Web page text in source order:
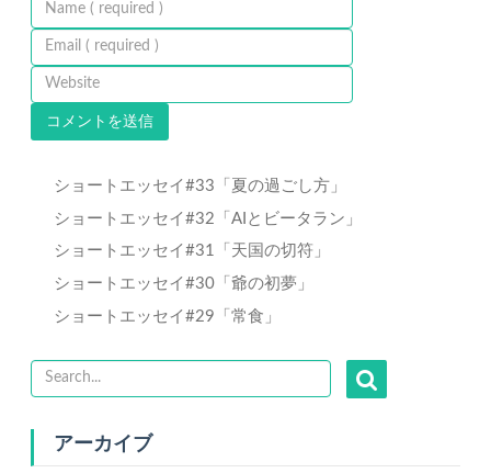
ショートエッセイ#33「夏の過ごし方」
ショートエッセイ#32「AIとビータラン」
ショートエッセイ#31「天国の切符」
ショートエッセイ#30「爺の初夢」
ショートエッセイ#29「常食」
アーカイブ